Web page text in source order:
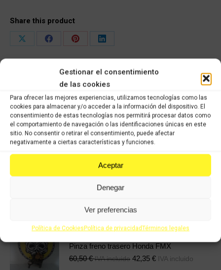
Gestionar el consentimiento
de las cookies
Para ofrecer las mejores experiencias, utilizamos tecnologías como las
cookies para almacenar y/o acceder a la información del dispositivo. El
consentimiento de estas tecnologías nos permitirá procesar datos como
el comportamiento de navegación o las identificaciones únicas en este
sitio. No consentir o retirar el consentimiento, puede afectar
negativamente a ciertas características y funciones.
Aceptar
Denegar
Ver preferencias
Política de CookiesPolítica de privacidadTérminos legales
Share this product
Share
on
Share
on
Facebook
Share
on
Pinterest
Share
on
LinkedIn
Productos relacionados
Tubos aceite Honda FMX
24,20 € IVA incluido 16,94€ IVA incluido
Tapa piñon ataque Honda FMX
Pinza freno trasero Honda FMX
60,50€ IVA incluido 42,35 € IVA incluido